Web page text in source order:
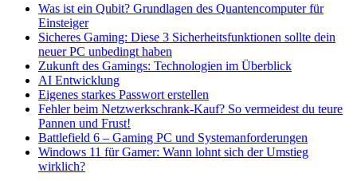
Was ist ein Qubit? Grundlagen des Quantencomputer für
Einsteiger
Sicheres Gaming: Diese 3 Sicherheitsfunktionen sollte dein
neuer PC unbedingt haben
Zukunft des Gamings: Technologien im Überblick
AI Entwicklung
Eigenes starkes Passwort erstellen
Fehler beim Netzwerkschrank-Kauf? So vermeidest du teure
Pannen und Frust!
Battlefield 6 – Gaming PC und Systemanforderungen
Windows 11 für Gamer: Wann lohnt sich der Umstieg
wirklich?